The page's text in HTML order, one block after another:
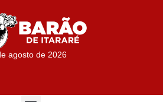
agosto de 2026